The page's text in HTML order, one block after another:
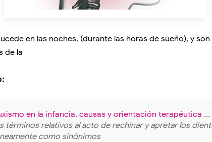
en las noches, (durante las horas de sueño), y
de la
en la infancia, causas y orientación terapéutica
términos relativos al acto de rechinar y apretar los
como sinónimos